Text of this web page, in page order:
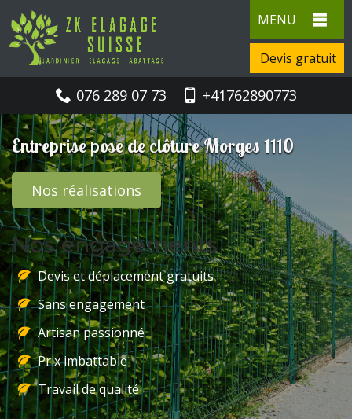
MENU
Devis gratuit
076 289 07 73 +41762890773
Entreprise pose de clôture Morges 1110
Nos réalisations
Nos engagements
Devis et déplacement gratuits
Sans engagement
Artisan passionné
Prix imbattable
Travail de qualité